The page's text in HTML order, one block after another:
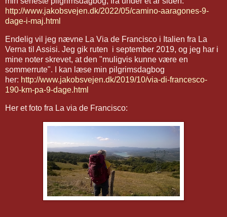
http://www.jakobsvejen.dk/2022/05/camino-aaragones-9-
dage-i-maj.html
Endelig vil jeg nævne La Via de Francisco i Italien fra La
Verna til Assisi. Jeg gik ruten i september 2019, og jeg har i
mine noter skrevet, at den "muligvis kunne være en
sommerrute". I kan læse min pilgrimsdagbog
her: http://www.jakobsvejen.dk/2019/10/via-di-francesco-
190-km-pa-9-dage.html
Her et foto fra La via de Francisco: